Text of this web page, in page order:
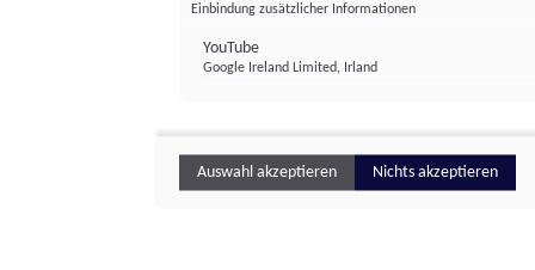
Einbindung zusätzlicher Informationen
YouTube
Google Ireland Limited, Irland
Auswahl akzeptieren Nichts akzeptieren